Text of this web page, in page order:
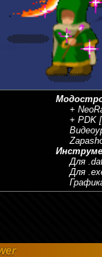
+
+ PDK
Для
Для